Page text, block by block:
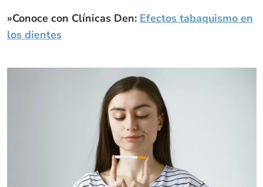
»Conoce con Clínicas Den: Efectos tabaquismo en
los dientes